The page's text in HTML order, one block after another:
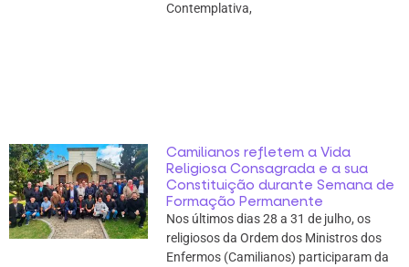
Contemplativa,
Camilianos refletem a Vida
Religiosa Consagrada e a sua
Constituição durante Semana de
Formação Permanente
Nos últimos dias 28 a 31 de julho, os
religiosos da Ordem dos Ministros dos
Enfermos (Camilianos) participaram da